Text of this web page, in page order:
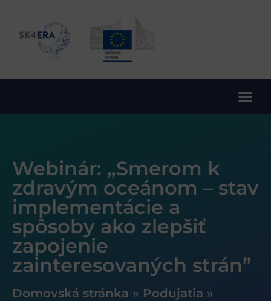
Webinár: „Smerom k
zdravým oceánom – stav
implementácie a
spôsoby ako zlepšiť
zapojenie
zainteresovaných strán”
Domovská stránka » Podujatia »